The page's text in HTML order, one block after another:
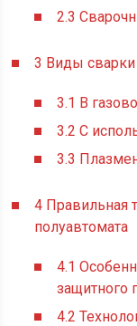
2.3
3 Виды
3.1 В
3.2 С
3.3
4 Правильная
полуавтомата
4.1
защитного
4.2